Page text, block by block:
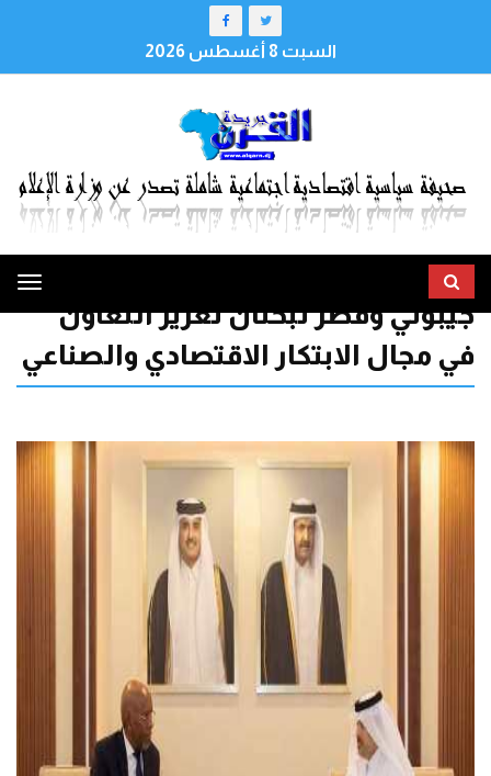
السبت 8 أغسطس 2026
جيبوتي وقطر تبحثان تعزيز التعاون
في مجال الابتكار الاقتصادي والصناعي